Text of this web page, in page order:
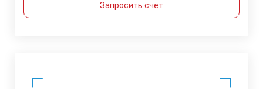
Запросить счет